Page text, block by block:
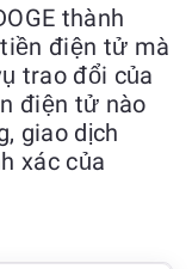
thành
điện tử mà
trao đổi của
điện tử nào
giao dịch
xác của